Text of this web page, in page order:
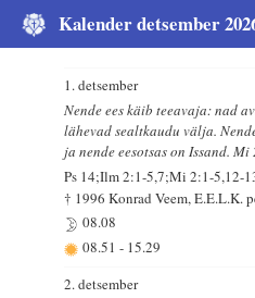
Kalender detsember
1. detsember
Nende ees käib teeavaja: nad
lähevad sealtkaudu välja.
ja nende eesotsas on Issand. Mi
Ps 14;Ilm 2:1-5,7;Mi 2:1-5,12-
† 1996 Konrad Veem, E.E.L.K.
08.08
08.51- 15.29
2. detsember